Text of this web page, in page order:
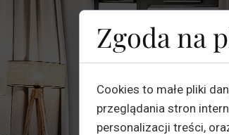
Zgoda na
Cookies to małe pliki
przeglądania stron
personalizacji treści,